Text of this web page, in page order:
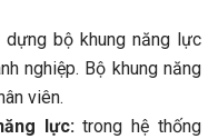
dựng bộ khung năng lực
nghiệp. Bộ khung năng
viên.
lực:trong hệ thống